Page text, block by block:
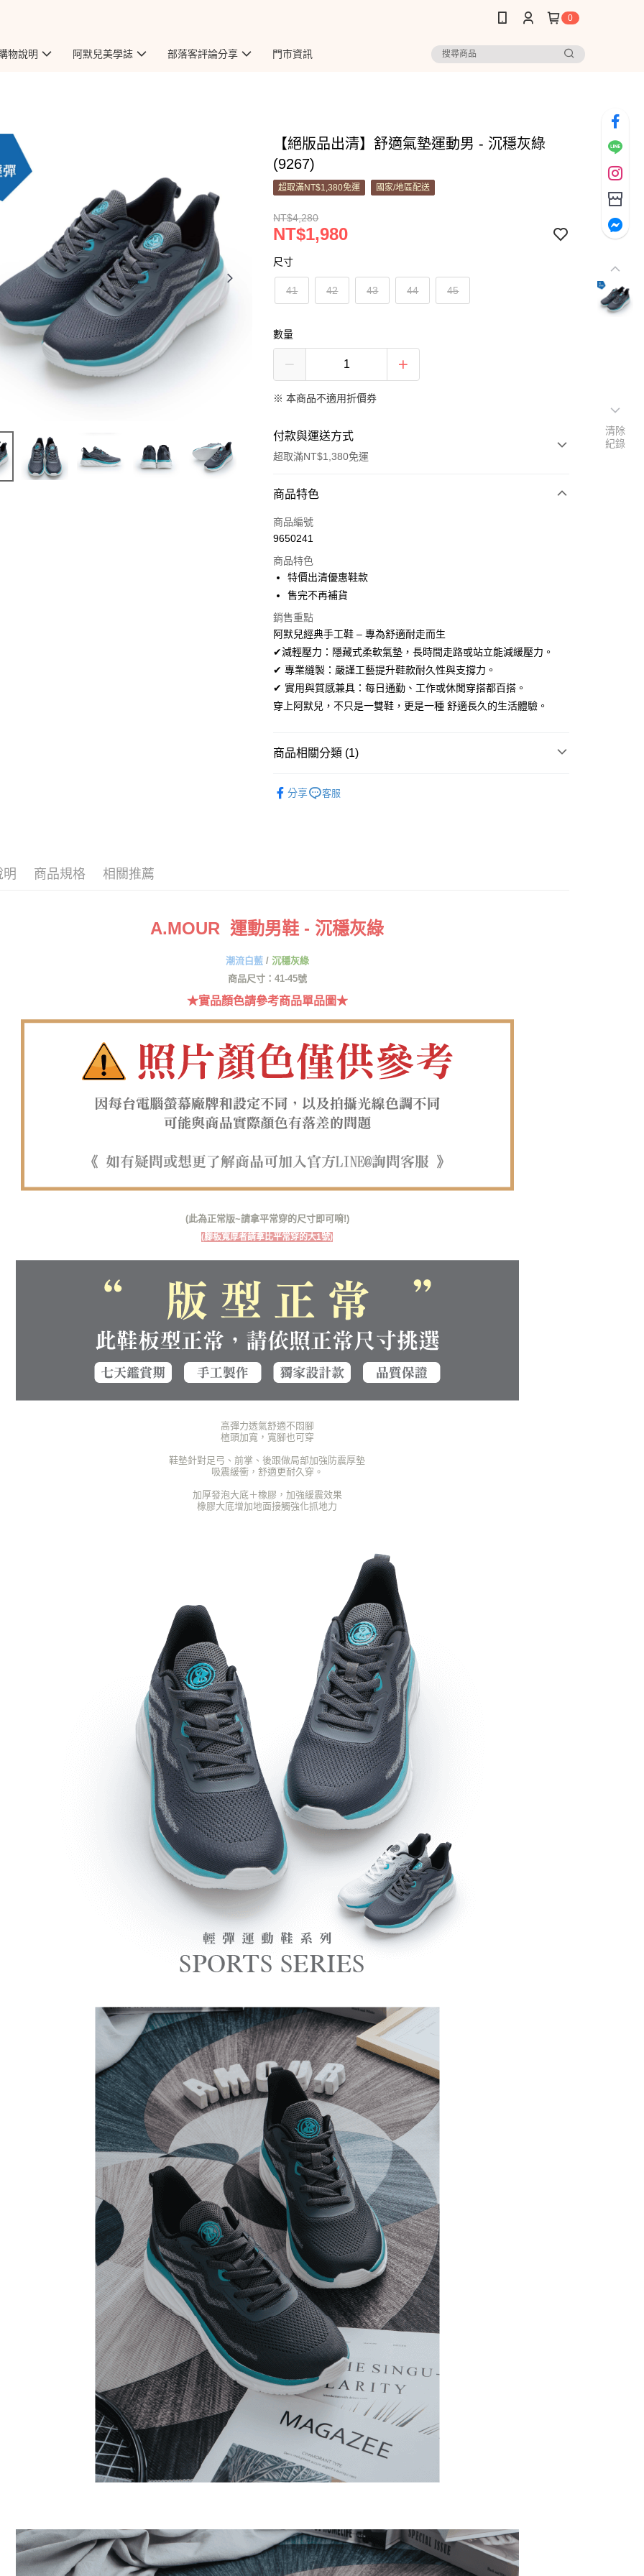
0
物說明 阿默兒美學誌 部落客評論分享 門市資訊
【絕版品出清】舒適氣墊運動男 - 沉穩灰綠
(9267)
超取滿NT$1,380免運 國家/地區配送
NT$4,280
NT$1,980
尺寸
41 42 43 44 45
數量
※ 本商品不適用折價券
付款與運送方式
超取滿NT$1,380免運
付款方式
信用卡一次付款
3 期 0 利率 每期
合作金庫商業銀行
上海商業儲蓄銀行
國泰世華商業銀行
兆豐國際商業銀行
臺灣中小企業銀行
台中商業銀行
匯豐（台灣）商業銀行
華泰商業銀行
聯邦商業銀行
遠東國際商業銀行
玉山商業銀行
星展（台灣）商業銀行
超商取貨付款
LINE Pay
Apple Pay
街口支付
悠遊付
全盈+PAY
相關說明
１．於結帳方式選擇「AFTEE先享後付」後，將跳轉至「AFTEE先享後
付」結帳頁面，進行簡訊認證並確認金額後，即可完成結帳。
３．收到繳費通知簡訊後14天內，點擊此簡訊中的連結，可透過四大超商
※ 請注意：結帳手續完成當下不需立刻繳費，但若您需要取消訂單，請聯
絡購買商品的店家。未經商家同意取消之訂單仍視為有效，需透過AFTEE
先享後付繳納相關費用。
※ 交易是否成功請以「AFTEE先享後付 」之結帳頁面顯示為準，若有關於
付客戶支援中心」https://netprotections.freshdesk.com/support/home
【注意事項】
交易，需依本服務之必要範圍內提供個人資料，並將交易相關給付款項請
求債權轉讓予恩沛科技股份有限公司。
２．關於個人資料處理事宜，請瀏覽以下網址：
「AFTEE先享後付」，若未經同意申辦者引起之損失，本公司不負相關責
４．使用「AFTEE先享後付」時，將依據個別帳號之用戶狀況，依本公司
結果請求用戶進行身份認證。
形，恩沛科技股份有限公司將有權停止該用戶之使用額度並採取法律行
每筆NT$60，滿NT$1,380(含以上)免運費
每筆NT$60，滿NT$1,380(含以上)免運費
每筆NT$60，滿NT$1,380(含以上)免運費
每筆NT$60，滿NT$1,380(含以上)免運費
郵局
每筆NT$100，滿NT$1,380(含以上)免運費
郵局(離島專用)
商品特色
商品編號
9650241
商品特色
特價出清優惠鞋款
售完不再補貨
銷售重點
阿默兒經典手工鞋 – 專為舒適耐走而生
✔減輕壓力：隱藏式柔軟氣墊，長時間走路或站立能減緩壓力。
✔ 專業縫製：嚴謹工藝提升鞋款耐久性與支撐力。
✔ 實用與質感兼具：每日通勤、工作或休閒穿搭都百搭。
穿上阿默兒，不只是一雙鞋，更是一種 舒適長久的生活體驗。
商品相關分類 (1)
分享
客服
明 商品規格 相關推薦
A.MOUR 運動男鞋 - 沉穩灰綠
潮流白藍/ 沉穩灰綠
商品尺寸：41-45號
★實品顏色請參考商品單品圖★
(此為正常版~請拿平常穿的尺寸即可唷!)
(腳板寬厚者請拿比平常穿的大1號)
高彈力透氣舒適不悶腳
楦頭加寬，寬腳也可穿
鞋墊針對足弓、前掌、後跟做局部加強防震厚墊
吸震緩衝，舒適更耐久穿。
加厚發泡大底＋橡膠，加強緩震效果
橡膠大底增加地面接觸強化抓地力
清除
紀錄